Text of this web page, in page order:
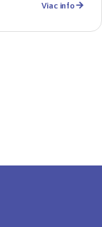
Viac info